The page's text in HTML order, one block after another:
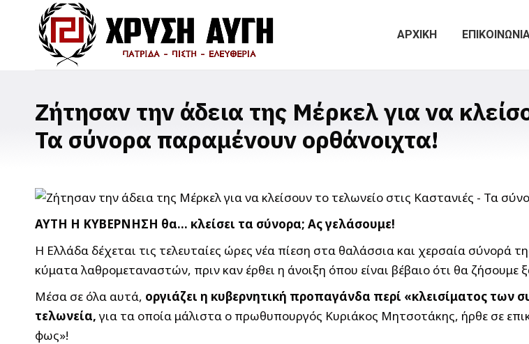
ΑΡΧΙΚΗ
Ζήτησαν την άδεια της Μέρκελ για να
Τα σύνορα παραμένουν ορθάνοιχτα!
AYTH Η ΚΥΒΕΡΝΗΣΗ θα… κλείσει τα σύνορα; Ας γελάσουμε!
H Ελλάδα δέχεται τις τελευταίες ώρες νέα πίεση στα θαλάσσια και χερσαία σύνορά
κύματα λαθρομεταναστών, πριν καν έρθει η άνοιξη όπου είναι βέβαιο ότι θα ζήσουμε
Μέσα σε όλα αυτά, οργιάζει η κυβερνητική προπαγάνδα περί «κλεισίματος
τελωνεία,για τα οποία μάλιστα ο πρωθυπουργός Κυριάκος Μητσοτάκης, ήρθε σε
φως»!